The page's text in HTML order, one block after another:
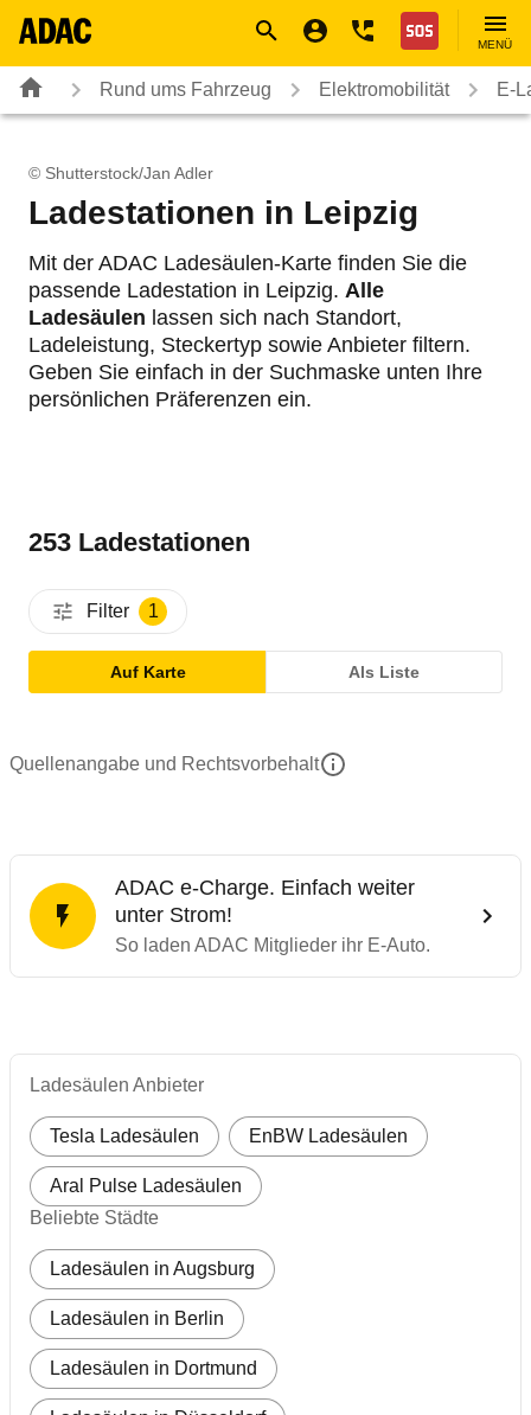
Nothilfe
MENÜ
Rund ums Fahrzeug Elektromobilität E-
© Shutterstock/Jan Adler
Ladestationen in Leipzig
Mit der ADAC Ladesäulen-Karte finden Sie die
passende Ladestation in Leipzig. Alle
Ladesäulen lassen sich nach Standort,
Ladeleistung, Steckertyp sowie Anbieter filtern.
Geben Sie einfach in der Suchmaske unten Ihre
persönlichen Präferenzen ein.
253 Ladestationen
Auf Karte Als Liste
Filter 1
Quellenangabe und Rechtsvorbehalt
ADAC e-Charge. Einfach weiter
unter Strom!
So laden ADAC Mitglieder ihr E-Auto.
Ladesäulen Anbieter
Tesla Ladesäulen EnBW Ladesäulen
Aral Pulse Ladesäulen
Beliebte Städte
Ladesäulen in Augsburg
Ladesäulen in Berlin
Ladesäulen in Dortmund